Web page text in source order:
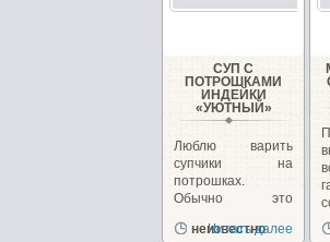
СУП С
ПОТРОШКАМИ
ИНДЕЙКИ
«УЮТНЫЙ»
Люблю варить
супчики на
потрошках.
Обычно это
сегодня у меня
неизвестно
Читать далее